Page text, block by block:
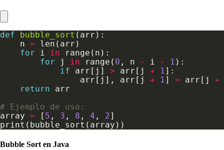
def bubble_sort
    n
=
for i in
for j in range( 0 , n - i - 1
if arr[j] > arr[j + 1
                arr[j], arr[j
+ 1] = arr[j +
return
# Ejemplo de uso:
array = [ 5 , 3 , 8 , 4 , 2
Bubble Sort en Java